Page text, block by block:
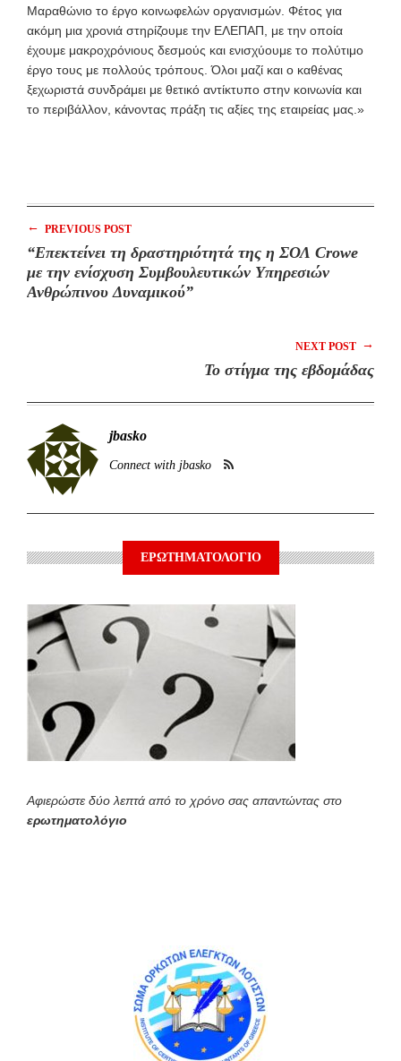
Μαραθώνιο το έργο κοινωφελών οργανισμών. Φέτος για
ακόμη μια χρονιά στηρίζουμε την ΕΛΕΠΑΠ, με την οποία
έχουμε μακροχρόνιους δεσμούς και ενισχύουμε το πολύτιμο
έργο τους με πολλούς τρόπους. Όλοι μαζί και ο καθένας
ξεχωριστά συνδράμει με θετικό αντίκτυπο στην κοινωνία και
το περιβάλλον, κάνοντας πράξη τις αξίες της εταιρείας μας.»
← PREVIOUS POST
“Επεκτείνει τη δραστηριότητά της η ΣΟΛ Crowe
με την ενίσχυση Συμβουλευτικών Υπηρεσιών
Ανθρώπινου Δυναμικού”
NEXT POST →
Το στίγμα της εβδομάδας
jbasko
Connect with jbasko
ΕΡΩΤΗΜΑΤΟΛΟΓΙΟ
Αφιερώστε δύο λεπτά από το χρόνο σας απαντώντας στο
ερωτηματολόγιο